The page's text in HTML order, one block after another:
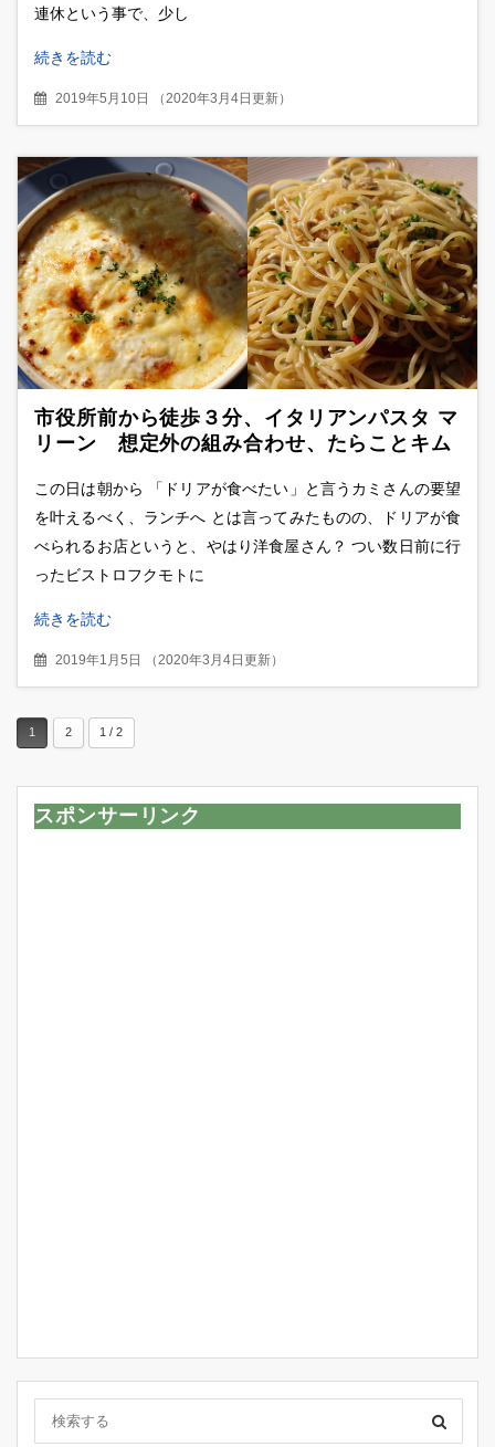
連休という事で、少し
続きを読む
2019年5月10日 （ 2020年3月4日更新）
市役所前から徒歩３分、イタリアンパスタ マ
リーン 想定外の組み合わせ、たらことキム
この日は朝から 「ドリアが食べたい」と言うカミさんの要望
を叶えるべく、ランチへ とは言ってみたものの、ドリアが食
べられるお店というと、やはり洋食屋さん？ つい数日前に行
ったビストロフクモトに
続きを読む
2019年1月5日 （ 2020年3月4日更新）
1 2 1 / 2
スポンサーリンク